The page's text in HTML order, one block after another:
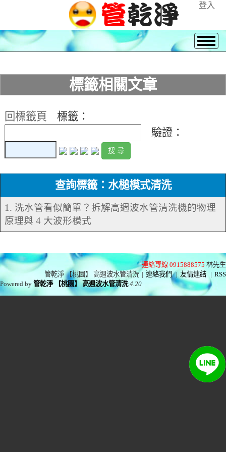
登入
標籤相關文章
回標籤頁
標籤：
驗證：
查詢標籤：水槌模式清洗
1. 洗水管看似簡單？拆解高週波水管清洗機的物理
原理與 4 大波形模式
連絡專線 0915888575 林先生
管乾淨 【桃園】 高週波水管清洗 | 連絡我們 | 友情連結 | RSS
Powered by管乾淨 【桃園】 高週波水管清洗 4.20